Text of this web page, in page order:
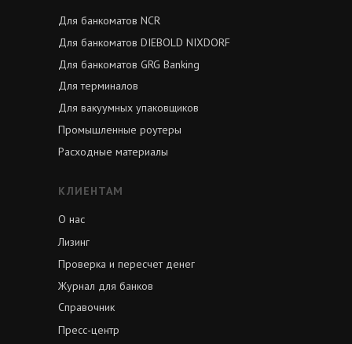
КЛИЕНТАМ
О нас
Для банкоматов NCR
Лизинг
Журнал для банков
Справочник
Пресс-центр
Для терминалов
Для банкоматов DIEBOLD NIXDORF
Для банкоматов GRG Banking
Расходные материалы
Проверка и пересчет денег
Для вакуумных упаковщиков
Промышленные роутеры